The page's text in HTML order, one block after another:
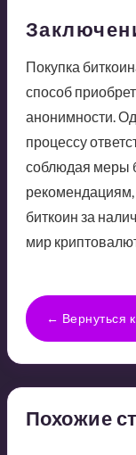
Покупка
способ
анонимности.
процессу
соблюдая меры
биткоин за
мир
← Вернуться
Похожие